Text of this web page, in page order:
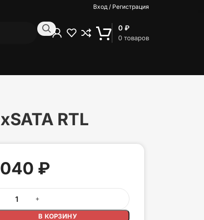
Вход / Регистрация
0 товаров
0 ₽
RTL
₽
В КОРЗИНУ